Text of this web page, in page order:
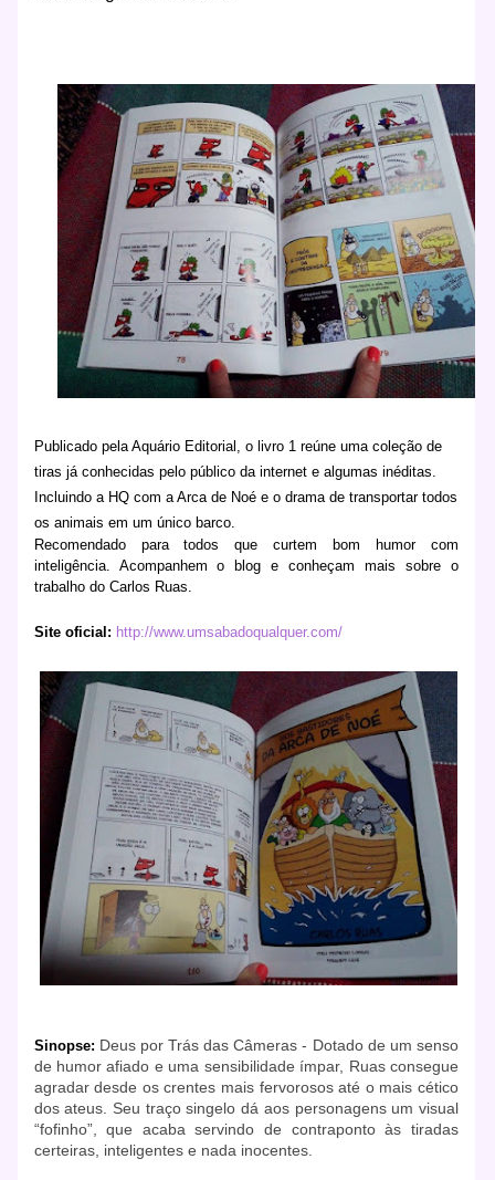
Publicado pela Aquário Editorial, o livro 1 reúne uma coleção de
tiras já conhecidas pelo público da internet e algumas inéditas.
Incluindo a HQ com a Arca de Noée o drama de transportar todos
os animais em um único barco.
Recomendado para todos que curtem bom humor com
inteligência. Acompanhem o blog e conheçam mais sobre o
trabalho do Carlos Ruas.
Site oficial: http://www.umsabadoqualquer.com/
Sinopse: Deus por Trás das Câmeras - Dotado de um senso
de humor afiado e uma sensibilidade ímpar, Ruas consegue
agradar desde os crentes mais fervorosos até o mais cético
dos ateus. Seu traço singelo dá aos personagens um visual
“fofinho”, que acaba servindo de contraponto às tiradas
certeiras, inteligentes e nada inocentes.